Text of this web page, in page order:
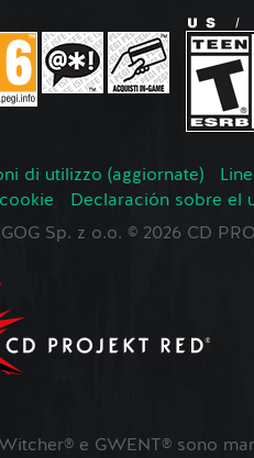
di utilizzo (aggiornate)
Declaración sobre el
Sp. z o.o. © 2026 CD
e GWENT® sono